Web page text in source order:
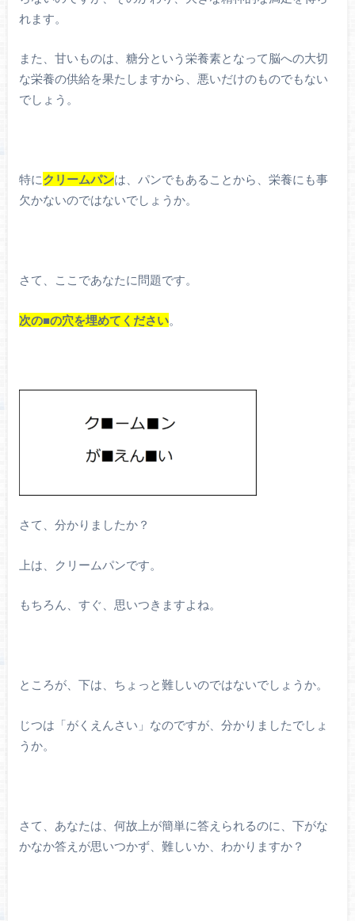
れます。
また、甘いものは、糖分という栄養素となって脳への大切
な栄養の供給を果たしますから、悪いだけのものでもない
でしょう。
特にクリームパンは、パンでもあることから、栄養にも事
欠かないのではないでしょうか。
さて、ここであなたに問題です。
次の■の穴を埋めてください。
さて、分かりましたか？
上は、クリームパンです。
もちろん、すぐ、思いつきますよね。
ところが、下は、ちょっと難しいのではないでしょうか。
じつは「がくえんさい」なのですが、分かりましたでしょ
うか。
さて、あなたは、何故上が簡単に答えられるのに、下がな
かなか答えが思いつかず、難しいか、わかりますか？